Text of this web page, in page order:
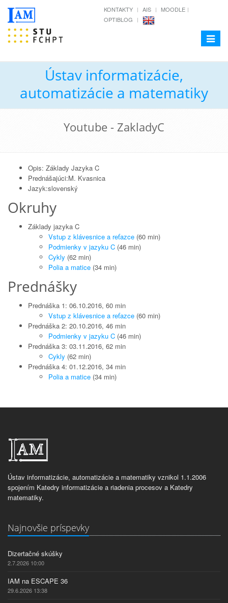
KONTAKTY AIS
MOODLE
OPTIBLOG
Toggle
Ústav informatizácie,
automatizácie a matematiky
Youtube - ZakladyC
Opis: Základy Jazyka C
Prednášajúci:M. Kvasnica
Jazyk:slovenský
Okruhy
Základy jazyka C
Vstup z klávesnice a reťazce (60 min)
Podmienky v jazyku C (46 min)
Cykly (62 min)
Polia a matice (34 min)
Prednášky
Prednáška 1: 06.10.2016, 60 min
Vstup z klávesnice a reťazce (60 min)
Prednáška 2: 20.10.2016, 46 min
Podmienky v jazyku C (46 min)
Prednáška 3: 03.11.2016, 62 min
Cykly (62 min)
Prednáška 4: 01.12.2016, 34 min
Polia a matice (34 min)
Ústav informatizácie, automatizácie a matematiky vznikol 1.1.2006
spojením Katedry informatizácie a riadenia procesov a Katedry
matematiky.
Najnovšie príspevky
Dizertačné skúšky
2.7.2026 10:00
IAM na ESCAPE 36
29.6.2026 13:38